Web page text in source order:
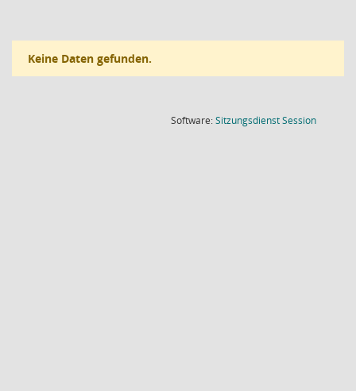
Keine Daten gefunden.
Software:SitzungsdienstSession(Wird in